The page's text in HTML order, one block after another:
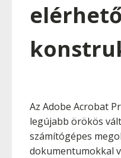
Az Adobe Acrobat
legújabb örökös
számítógépes
dokumentumokkal